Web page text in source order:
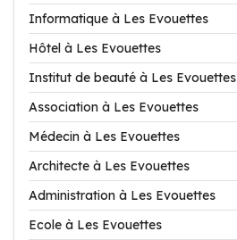
Informatique à Les Evouettes
Hôtel à Les Evouettes
Institut de beauté à Les Evouettes
Association à Les Evouettes
Médecin à Les Evouettes
Architecte à Les Evouettes
Administration à Les Evouettes
Ecole à Les Evouettes